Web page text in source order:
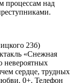
процессам над
23б)
«Снежная
невероятных
сердце, трудных
0+. Телефон